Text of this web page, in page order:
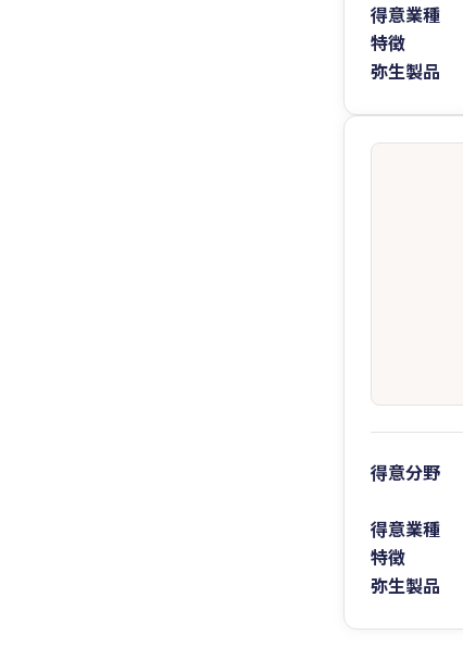
得意業種
特徴
弥生製品
得意分野
得意業種
特徴
弥生製品